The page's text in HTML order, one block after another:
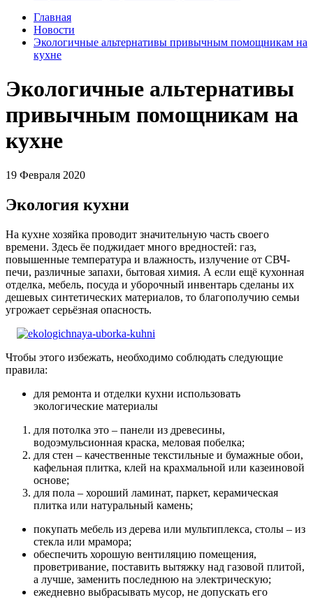
Главная
Новости
Экологичные альтернативы привычным помощникам на
кухне
Экологичные альтернативы
привычным помощникам на
кухне
19 Февраля 2020
Экология кухни
На кухне хозяйка проводит значительную часть своего
времени. Здесь ёе поджидает много вредностей: газ,
повышенные температура и влажность, излучение от СВЧ-
печи, различные запахи, бытовая химия. А если ещё кухонная
отделка, мебель, посуда и уборочный инвентарь сделаны их
дешевых синтетических материалов, то благополучию семьи
угрожает серьёзная опасность.
Чтобы этого избежать, необходимо соблюдать следующие
правила:
для ремонта и отделки кухни использовать
экологические материалы
для потолка это – панели из древесины,
водоэмульсионная краска, меловая побелка;
для стен – качественные текстильные и бумажные обои,
кафельная плитка, клей на крахмальной или казеиновой
основе;
для пола – хороший ламинат, паркет, керамическая
плитка или натуральный камень;
покупать мебель из дерева или мультиплекса, столы – из
стекла или мрамора;
обеспечить хорошую вентиляцию помещения,
проветривание, поставить вытяжку над газовой плитой,
а лучше, заменить последнюю на электрическую;
ежедневно выбрасывать мусор, не допускать его